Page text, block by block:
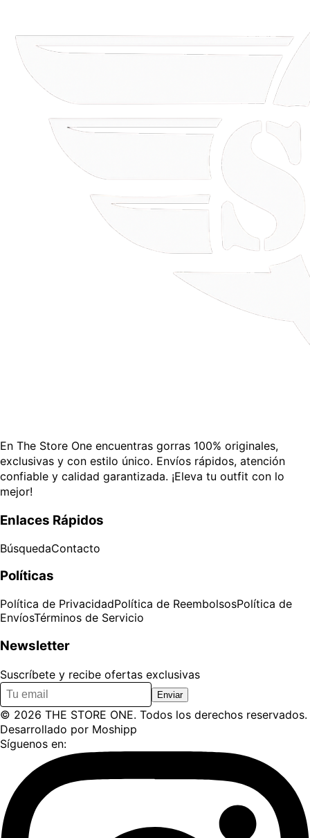
En The Store One encuentras gorras 100% originales,
exclusivas y con estilo único. Envíos rápidos, atención
confiable y calidad garantizada. ¡Eleva tu outfit con lo
mejor!
Enlaces Rápidos
BúsquedaContacto
Políticas
Política de PrivacidadPolítica de ReembolsosPolítica de
EnvíosTérminos de Servicio
Newsletter
Suscríbete y recibe ofertas exclusivas
Enviar
© 2026 THE STORE ONE. Todos los derechos reservados.
Desarrollado por Moshipp
Síguenos en: